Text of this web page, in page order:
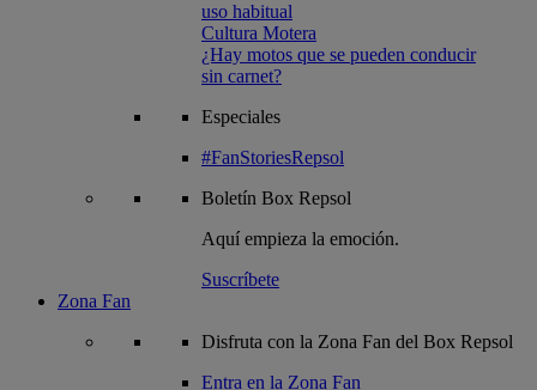
uso habitual
Cultura Motera
¿Hay motos que se pueden conducir
sin carnet?
Especiales
#FanStoriesRepsol
Boletín Box Repsol
Aquí empieza la emoción.
Suscríbete
Zona Fan
Disfruta con la Zona Fan del Box Repsol
Entra en la Zona Fan